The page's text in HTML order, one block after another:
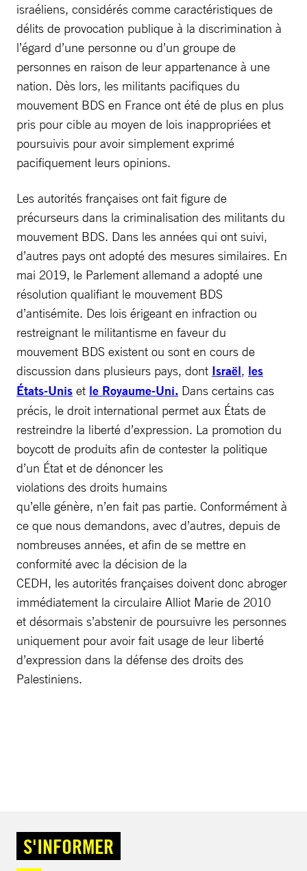
israéliens, considérés comme caractéristiques de
délits de provocation publique à la discrimination à
l’égard d’une personne ou d’un groupe de
personnes en raison de leur appartenance à une
nation. Dès lors, les militants pacifiques du
mouvement BDS en France ont été de plus en plus
pris pour cible au moyen de lois inappropriées et
poursuivis pour avoir simplement exprimé
pacifiquement leurs opinions.
Les autorités françaises ont fait figure de
précurseurs dans la criminalisation des militants du
mouvement BDS. Dans les années qui ont suivi,
d’autres pays ont adopté des mesures similaires. En
mai 2019, le Parlement allemand a adopté une
résolution qualifiant le mouvement BDS
d’antisémite. Des lois érigeant en infraction ou
restreignant le militantisme en faveur du
mouvement BDS existent ou sont en cours de
discussion dans plusieurs pays, dont Israël, les
États-Unis et le Royaume-Uni. Dans certains cas
précis, le droit international permet aux États de
restreindre la liberté d’expression. La promotion du
boycott de produits afin de contester la politique
d’un État et de dénoncer les
violations des droits humains
qu’elle génère, n’en fait pas partie. Conformément à
ce que nous demandons, avec d’autres, depuis de
nombreuses années, et afin de se mettre en
conformité avec la décision de la
CEDH, les autorités françaises doivent donc abroger
immédiatement la circulaire Alliot Marie de 2010
et désormais s’abstenir de poursuivre les personnes
uniquement pour avoir fait usage de leur liberté
d’expression dans la défense des droits des
Palestiniens.
S'INFORMER